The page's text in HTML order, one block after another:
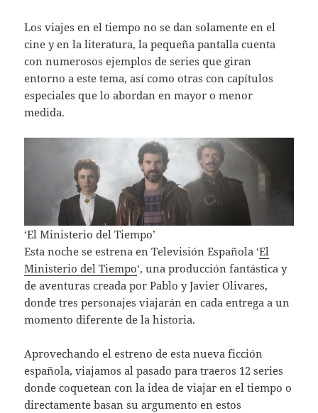
Los viajes en el tiempo no se dan solamente en el
cine y en la literatura, la pequeña pantalla cuenta
con numerosos ejemplos de series que giran
entorno a este tema, así como otras con capítulos
especiales que lo abordan en mayor o menor
medida.
‘El Ministerio del Tiempo’
Esta noche se estrena en Televisión Española ‘El
Ministerio del Tiempo‘, una producción fantástica y
de aventuras creada por Pablo y Javier Olivares,
donde tres personajes viajarán en cada entrega a un
momento diferente de la historia.
Aprovechando el estreno de esta nueva ficción
española, viajamos al pasado para traeros 12 series
donde coquetean con la idea de viajar en el tiempo o
directamente basan su argumento en estos